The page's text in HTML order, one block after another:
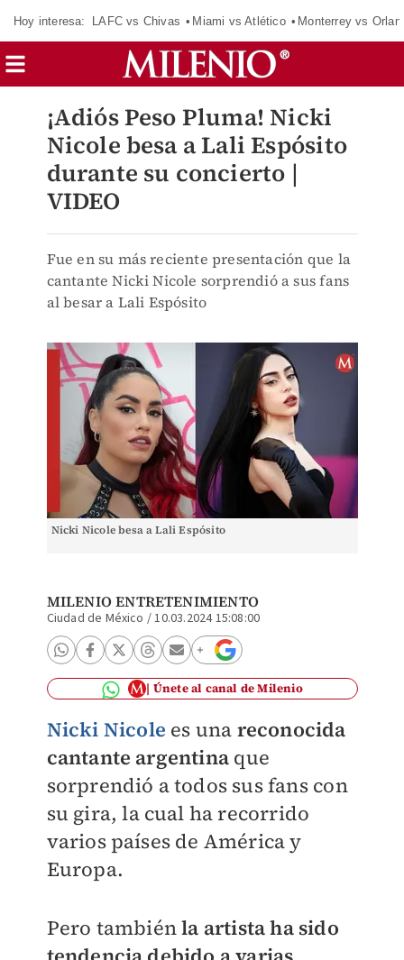
Hoy interesa: LAFC vs Chivas Miami vs Atlético Monterrey vs
¡Adiós Peso Pluma! Nicki
Nicole besa a Lali Espósito
durante su concierto |
VIDEO
Fue en su más reciente presentación que la
cantante Nicki Nicole sorprendió a sus fans
al besar a Lali Espósito
Nicki Nicole besa a Lali Espósito
MILENIO ENTRETENIMIENTO
Ciudad de México /10.03.2024 15:08:00
Únete al canal de Milenio
Nicki Nicole es una reconocida
cantante argentina que
sorprendió a todos sus fans con
su gira, la cual ha recorrido
varios países de América y
Europa.
Pero tambiénla artista ha sido